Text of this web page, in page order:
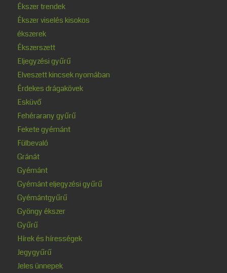
Ékszer trendek
Ékszer viselés kisokos
ékszerek
Ékszerszett
Eljegyzési gyűrű
Elveszett kincsek nyomában
Érdekes drágakövek
Esküvő
Fehérarany gyűrű
Fekete gyémánt
Fülbevaló
Gránát
Gyémánt
Gyémánt eljegyzési gyűrű
Gyémántgyűrű
Gyöngy ékszer
Gyűrű
Hírek és hírességek
Jegygyűrű
Jeles ünnepek